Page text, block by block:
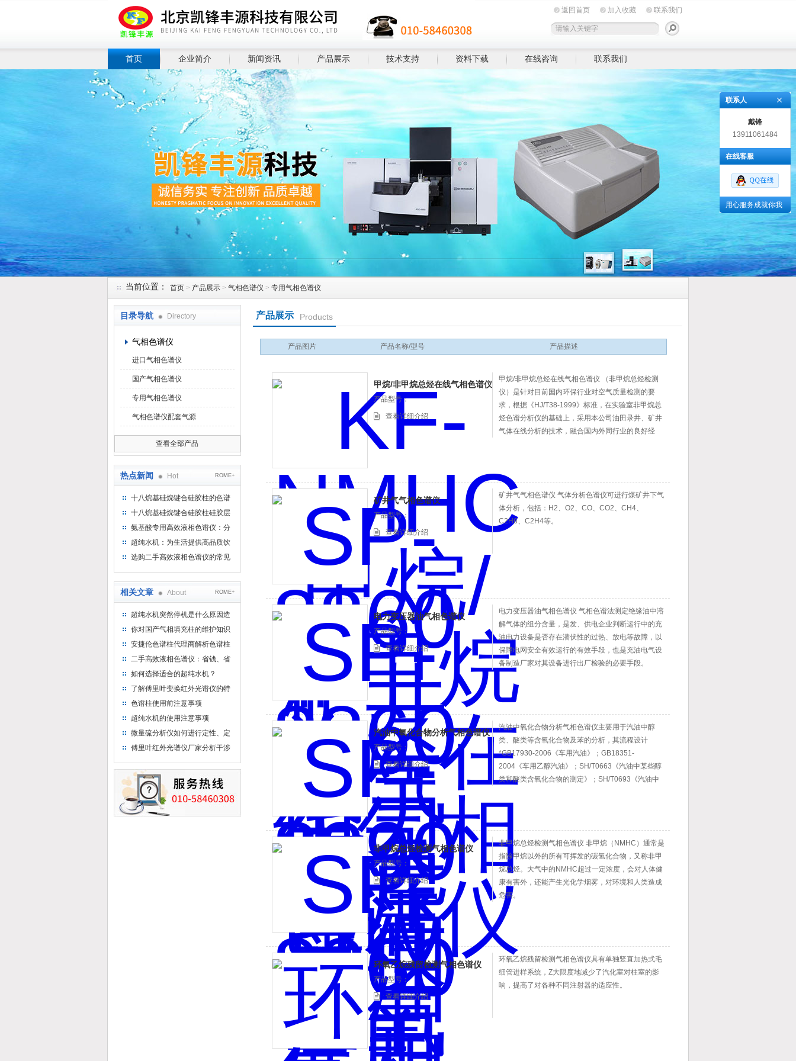
返回首页 加入收藏 联系我们
首页 企业简介 新闻资讯 产品展示 技术支持 资料下载 在线咨询 联系我们
当前位置： 首页 > 产品展示 > 气相色谱仪 > 专用气相色谱仪
目录导航 Directory
气相色谱仪
进口气相色谱仪
国产气相色谱仪
专用气相色谱仪
气相色谱仪配套气源
查看全部产品
热点新闻 Hot ROME+
十八烷基硅烷键合硅胶柱的色谱
方法浅述
十八烷基硅烷键合硅胶柱硅胶层
析时如何装柱
氨基酸专用高效液相色谱仪：分
析氨基酸的仪器
超纯水机：为生活提供高品质饮
用水
选购二手高效液相色谱仪的常见
相关文章 About ROME+
超纯水机突然停机是什么原因造
成的呢？
你对国产气相填充柱的维护知识
了解多少？
安捷伦色谱柱代理商解析色谱柱
的再生
二手高效液相色谱仪：省钱、省
时、省心的明智选择
如何选择适合的超纯水机？
了解傅里叶变换红外光谱仪的特
点
色谱柱使用前注意事项
超纯水机的使用注意事项
微量硫分析仪如何进行定性、定
量分析
傅里叶红外光谱仪厂家分析干涉
产品展示 Products
产品图片 产品名称/型号 产品描述
甲烷/非甲烷总烃在线气相色谱仪
产品型号：
查看详细介绍
甲烷/非甲烷总烃在线气相色谱仪 （非甲烷总烃检测
仪）是针对目前国内环保行业对空气质量检测的要
求，根据《HJ/T38-1999》标准，在实验室非甲烷总
烃色谱分析仪的基础上，采用本公司油田录井、矿井
气体在线分析的技术，融合国内外同行业的良好经
矿井气气相色谱仪
产品型号：
查看详细介绍
矿井气气相色谱仪 气体分析色谱仪可进行煤矿井下气
体分析，包括：H2、O2、CO、CO2、CH4、
C2H6、C2H4等。
电力变压器油气相色谱仪
产品型号：
查看详细介绍
电力变压器油气相色谱仪 气相色谱法测定绝缘油中溶
解气体的组分含量，是发、供电企业判断运行中的充
油电力设备是否存在潜伏性的过热、放电等故障，以
保障电网安全有效运行的有效手段，也是充油电气设
备制造厂家对其设备进行出厂检验的必要手段。
汽油中氧化合物分析气相色谱仪
产品型号：
查看详细介绍
汽油中氧化合物分析气相色谱仪主要用于汽油中醇
类、醚类等含氧化合物及苯的分析，其流程设计
*GB17930-2006《车用汽油》；GB18351-
2004《车用乙醇汽油》；SH/T0663《汽油中某些醇
类和醚类含氧化合物的测定》；SH/T0693《汽油中
接计算得出体积分数，质量分数，体积百分比以及质
非甲烷总烃检测气相色谱仪
产品型号：
查看详细介绍
非甲烷总烃检测气相色谱仪 非甲烷（NMHC）通常是
指除甲烷以外的所有可挥发的碳氢化合物，又称非甲
烷总烃。大气中的NMHC超过一定浓度，会对人体健
康有害外，还能产生光化学烟雾，对环境和人类造成
危害。
环氧乙烷残留检测气相色谱仪
产品型号：
查看详细介绍
环氧乙烷残留检测气相色谱仪具有单独竖直加热式毛
细管进样系统，Z大限度地减少了汽化室对柱室的影
响，提高了对各种不同注射器的适应性。
联系人
戴锋
13911061484
在线客服
用心服务成就你我